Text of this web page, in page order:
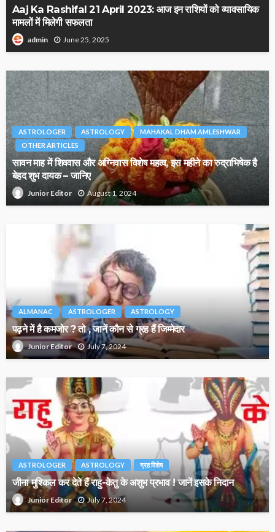
Aaj Ka Rashifal 21 April 2023: आज इन राशियों को व्यावसायिक
मामलों में मिलेगी सफलता
admin June 25, 2025
ASTROLOGER ASTROLOGY
MAHAKAL DHAM AMLESHWAR
OTHER ARTICLES
सावन माह में शिववास और अग्निवास विशेष महत्व, इस महीने का रुद्राभिषेक है
बेहद शुभ दायक – जानिए
Junior Editor August 1, 2024
ALMANAC ASTROLOGER ASTROLOGY
पढ़ने में है कमजोर ? तो , जानें कौन से ग्रह हैं जिम्मेदार
Junior Editor July 7, 2024
ASTROLOGER ASTROLOGY ग्रह विशेष
जीना मुश्किल कर देते हैं राहु-केतु के अशुभ प्रभाव ! जानें इसके निदान
Junior Editor July 7, 2024